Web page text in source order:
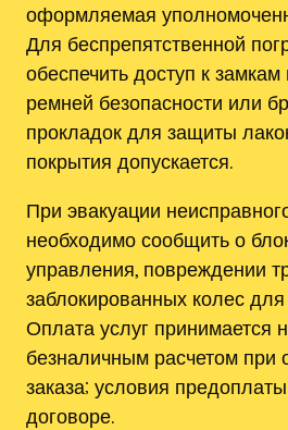
оформляемая
Для беспрепятственной
обеспечить доступ к
ремней безопасности или
прокладок для защиты
покрытия допускается.
При эвакуации
необходимо сообщить о
управления, повреждении
заблокированных колес
Оплата услуг принимается
безналичным расчетом
заказа; условия
договоре.